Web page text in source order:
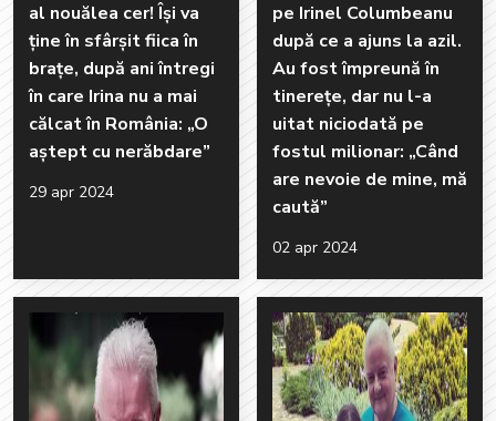
al nouălea cer! Își va
ține în sfârșit fiica în
brațe, după ani întregi
în care Irina nu a mai
călcat în România: „O
aștept cu nerăbdare”
29 apr 2024
pe Irinel Columbeanu
după ce a ajuns la azil.
Au fost împreună în
tinerețe, dar nu l-a
uitat niciodată pe
fostul milionar: „Când
are nevoie de mine, mă
caută”
02 apr 2024